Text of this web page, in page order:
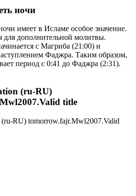
ночи
имеет в Исламе особое значение.
для дополнительной молитвы.
с Магриба (21:00) и
Фаджра. Таким образом,
период с 0:41 до Фаджра (2:31).
(ru-RU)
title
(ru-RU) tomorrow.fajr.Mwl2007.Valid